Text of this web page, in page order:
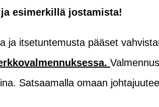
esimerkillä jostamista!
ja itsetuntemusta pääset
Satsaamalla omaan